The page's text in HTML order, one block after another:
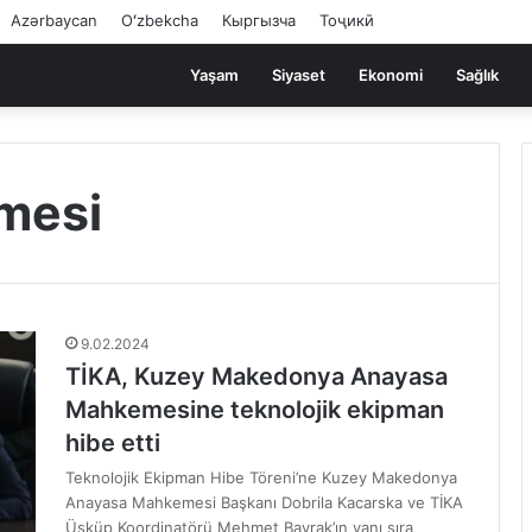
Azərbaycan Oʻzbekcha Кыргызча Тоҷикӣ
Yaşam Siyaset Ekonomi Sağlık
9.02.2024
TİKA, Kuzey Makedonya Anayasa
Mahkemesine teknolojik ekipman
hibe etti
Teknolojik Ekipman Hibe Töreni’ne Kuzey Makedonya
Anayasa Mahkemesi Başkanı Dobrila Kacarska ve TİKA
Üsküp Koordinatörü Mehmet Bayrak’ın yanı sıra